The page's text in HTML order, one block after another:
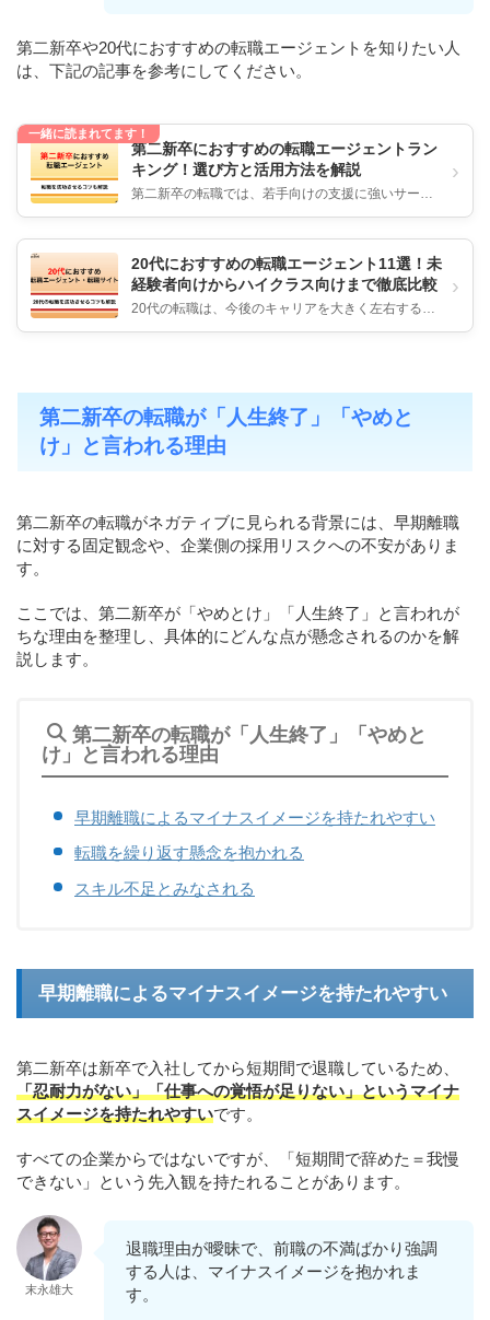
第二新卒や20代におすすめの転職エージェントを知りたい人
は、下記の記事を参考にしてください。
一緒に読まれてます！
第二新卒におすすめの転職エージェントラン
キング！選び方と活用方法を解説
第二新卒の転職では、若手向けの支援に強いサービ
›
20代におすすめの転職エージェント11選！未
経験者向けからハイクラス向けまで徹底比較
20代の転職は、今後のキャリアを大きく左右する重
›
第二新卒の転職が「人生終了」「やめと
け」と言われる理由
第二新卒の転職がネガティブに見られる背景には、早期離職
に対する固定観念や、企業側の採用リスクへの不安がありま
す。
ここでは、第二新卒が「やめとけ」「人生終了」と言われが
ちな理由を整理し、具体的にどんな点が懸念されるのかを解
説します。
第二新卒の転職が「人生終了」「やめと
け」と言われる理由
早期離職によるマイナスイメージを持たれやすい
転職を繰り返す懸念を抱かれる
スキル不足とみなされる
早期離職によるマイナスイメージを持たれやすい
第二新卒は新卒で入社してから短期間で退職しているため、
「忍耐力がない」「仕事への覚悟が足りない」というマイナ
スイメージを持たれやすいです。
すべての企業からではないですが、「短期間で辞めた＝我慢
できない」という先入観を持たれることがあります。
末永雄大
退職理由が曖昧で、前職の不満ばかり強調
する人は、マイナスイメージを抱かれま
す。